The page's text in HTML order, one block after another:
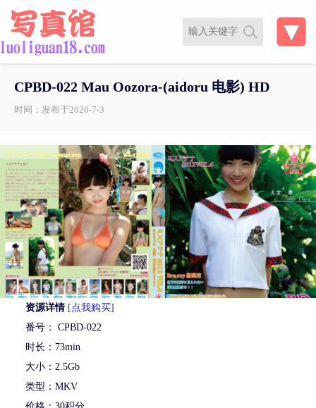
CPBD-022 Mau Oozora-(aidoru 电影) HD
时间：发布于2026-7-3
资源详情 [点我购买]
番号： CPBD-022
时长：73min
大小：2.5Gb
类型：MKV